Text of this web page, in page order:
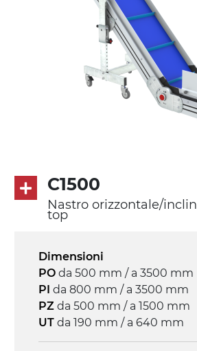
con/senza freno (2+2)
PU superficie blue opaco
profili di trasporto in PU
diretta in traino (lato
Velocità
3.4 m/minuto
Controllo
on/off, E-Stop, protezione
C1500
Nastro orizzontale/
top
Dimensioni
PO da 500 mm / a 3500 mm
PI da 800 mm / a 3500 mm
PZ da 500 mm / a 1500 mm
UT da 190 mm / a 640 mm